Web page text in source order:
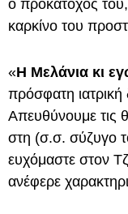
ο προκάτοχός
καρκίνο του
«Η Μελάνια κι
πρόσφατη
Απευθύνουμε τις
στη (σ.σ. σύζυγο
ευχόμαστε στον
ανέφερε